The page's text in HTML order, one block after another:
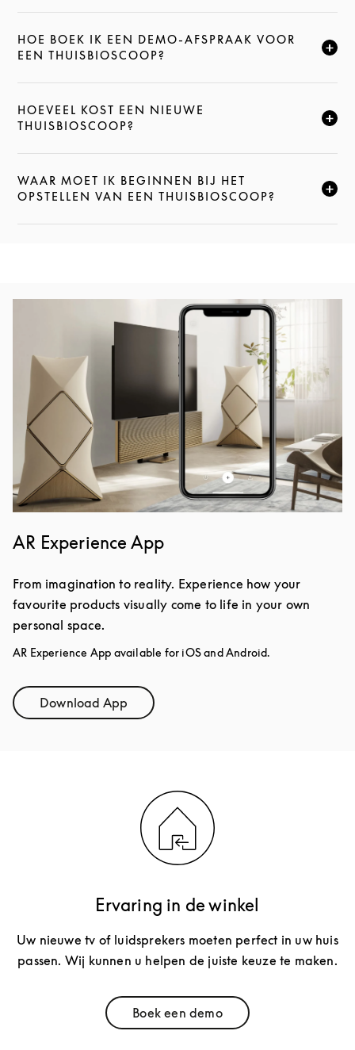
HOE BOEK IK EEN DEMO-AFSPRAAK VOOR
EEN THUISBIOSCOOP?
KLIK HIER OM DEZE BESCHRIJVING UIT TE
HOEVEEL KOST EEN NIEUWE
THUISBIOSCOOP?
KLIK HIER OM DEZE BESCHRIJVING UIT TE
WAAR MOET IK BEGINNEN BIJ HET
OPSTELLEN VAN EEN THUISBIOSCOOP?
KLIK HIER OM DEZE BESCHRIJVING UIT TE
AR Experience App
From imagination to reality. Experience how your
favourite products visually come to life in your own
personal space.
AR Experience App available for iOS and Android.
Download AppLink Opens in New Tab
Ervaring in de winkel
Uw nieuwe tv of luidsprekers moeten perfect in uw huis
passen. Wij kunnen u helpen de juiste keuze te maken.
Boek een demoLink Opens in New Tab